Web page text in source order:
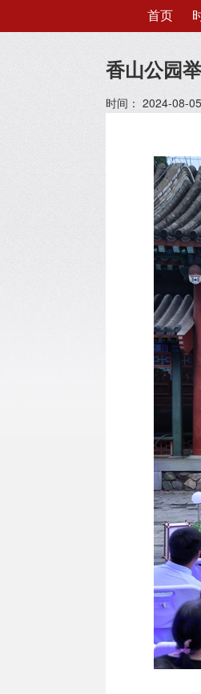
首页
香山公园
时间： 2024-08-